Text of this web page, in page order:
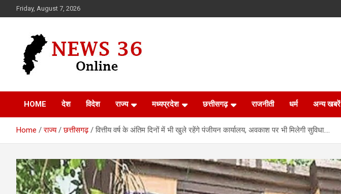
to
Friday, August 7, 2026
News 36
HOME देश विदेश राज्य मध्यप्रदेश छत्तीसगढ़ राजनीती धर्म अन्य खबरें
Home राज्य छत्तीसगढ़ वित्तीय वर्ष के अंतिम दिनों में भी खुले रहेंगे पंजीयन कार्यालय, अवकाश पर भी मिलेगी सुविधा….